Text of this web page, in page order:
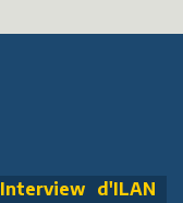
d'ILAN